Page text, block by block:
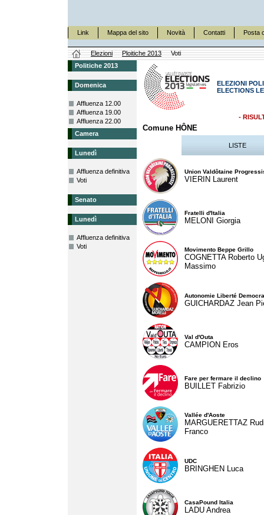
Link Mappa del sito Novità Contatti Posta
Elezioni Ploitiche 2013
Voti
Politiche 2013
Domenica
Affluenza 12.00
Affluenza 19.00
Affluenza 22.00
Camera
Lunedì
Affluenza definitiva
Voti
Senato
Lunedì
Affluenza definitiva
Voti
ELEZIONI
ELECTIONS
-
Comune HÔNE
LISTE
Union Valdôtaine
VIERIN Laurent
Fratelli d'Italia
MELONI Giorgia
Movimento Beppe Grillo
COGNETTA Roberto
Massimo
Autonomie Liberté
GUICHARDAZ Jean
Val d'Outa
CAMPION Eros
Fare per fermare il declino
BUILLET Fabrizio
Vallée d'Aoste
MARGUERETTAZ
Franco
UDC
BRINGHEN Luca
CasaPound Italia
LADU Andrea